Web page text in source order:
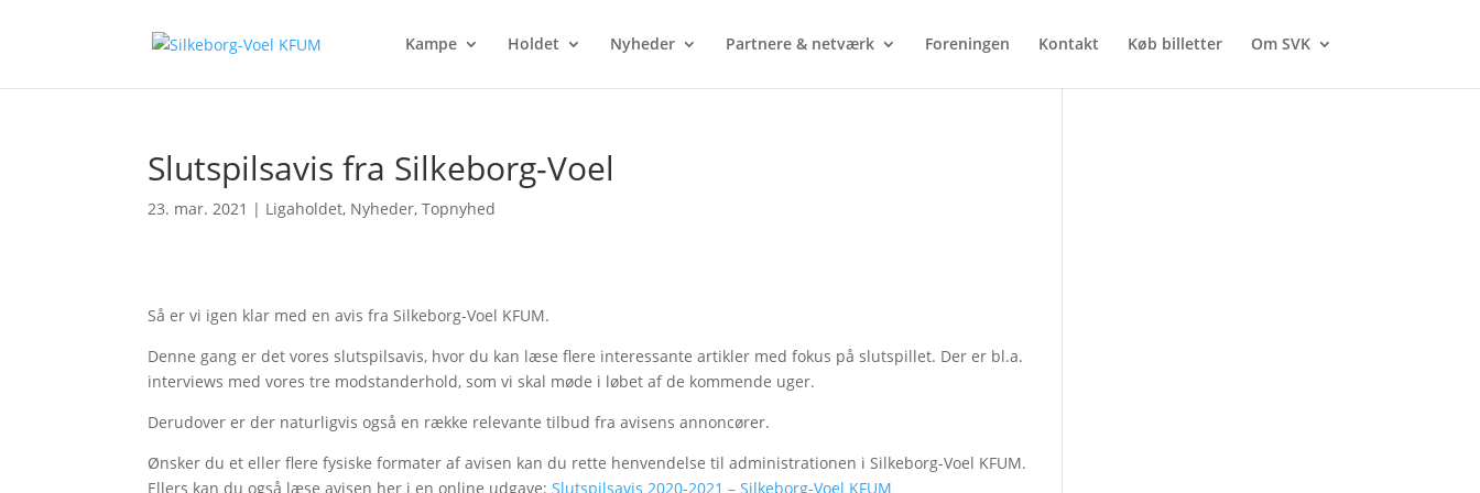
Kampe Holdet Nyheder Partnere & netværk Foreningen Kontakt Køb billetter Om SVK
Slutspilsavis fra Silkeborg-Voel
23. mar. 2021 | Ligaholdet, Nyheder,Topnyhed
Så er vi igen klar med en avis fra Silkeborg-Voel KFUM.
Denne gang er det vores slutspilsavis, hvor du kan læse flere interessante artikler med fokus på slutspillet. Der er bl.a.
interviews med vores tre modstanderhold, som vi skal møde i løbet af de kommende uger.
Derudover er der naturligvis også en række relevante tilbud fra avisens annoncører.
Ønsker du et eller flere fysiske formater af avisen kan du rette henvendelse til administrationen i Silkeborg-Voel KFUM.
Ellers kan du også læse avisen her i en online udgave:Slutspilsavis 2020-2021 – Silkeborg-Voel KFUM